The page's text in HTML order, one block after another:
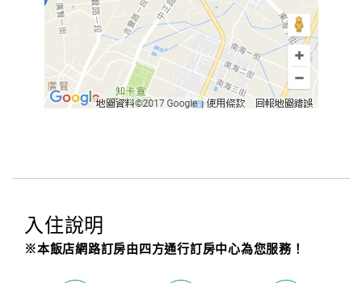
入住說明
※本飯店網路訂房由四方通行訂房中心為您服務！